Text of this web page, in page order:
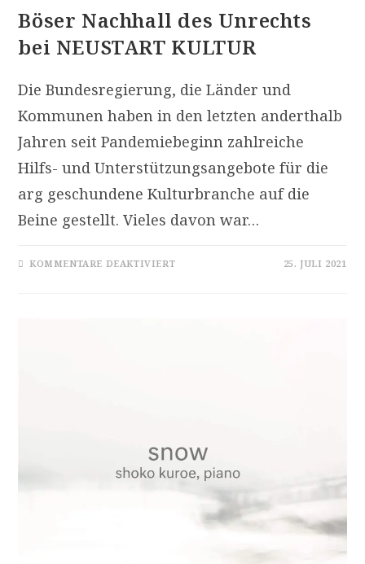
Böser Nachhall des Unrechts
bei NEUSTART KULTUR
Die Bundesregierung, die Länder und
Kommunen haben in den letzten anderthalb
Jahren seit Pandemiebeginn zahlreiche
Hilfs- und Unterstützungs­angebote für die
arg geschundene Kulturbranche auf die
Beine gestellt. Vieles davon war…
KOMMENTARE DEAKTIVIERTFÜR 25. JULI 2021